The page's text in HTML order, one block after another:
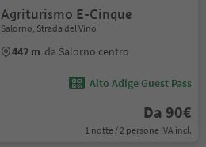
Agriturismo E-Cinque
Salorno, Strada del Vino
442 m da Salorno centro
Alto Adige Guest Pass
Da 90€
1 notte / 2 persone IVA incl.